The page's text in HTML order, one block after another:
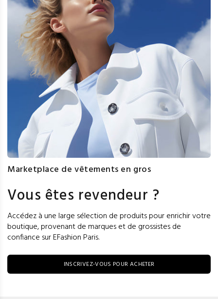
Marketplace de vêtements en gros
Vous êtes revendeur ?
Accédez à une large sélection de produits pour enrichir votre
boutique, provenant de marques et de grossistes de
confiance sur EFashion Paris.
INSCRIVEZ-VOUS POUR ACHETER